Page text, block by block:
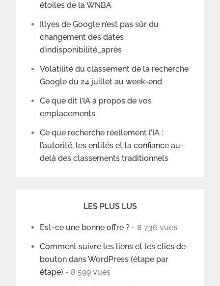
étoiles de la WNBA
Illyes de Google n’est pas sûr du
changement des dates
d’indisponibilité_après
Volatilité du classement de la recherche
Google du 24 juillet au week-end
Ce que dit l’IA à propos de vos
emplacements
Ce que recherche réellement l’IA :
l’autorité, les entités et la confiance au-
delà des classements traditionnels
LES PLUS LUS
Est-ce une bonne offre ? - 8 736 vues
Comment suivre les liens et les clics de
bouton dans WordPress (étape par
étape) - 8 599 vues